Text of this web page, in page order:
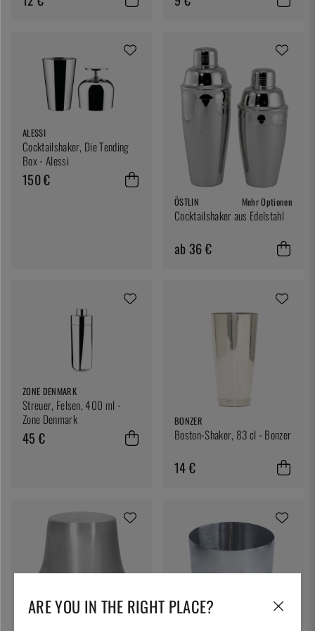
ALESSI
Cocktailshaker, Die Tending
Box - Alessi
150 €
ÖSTLIN Mehr Optionen
Cocktailshaker aus Edelstahl
ab 36 €
ZONE DENMARK
Streuer, Felsen, 400 ml -
Zone Denmark
45 €
BONZER
Boston-Shaker, 83 cl - Bonzer
14 €
ARE YOU IN THE RIGHT PLACE?